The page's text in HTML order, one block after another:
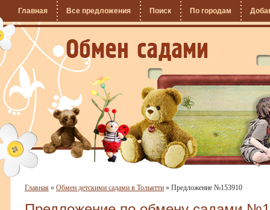
Главная Все предложения Поиск По городам
Главная » Обмен детскими садами в Тольятти » Предложение №153910